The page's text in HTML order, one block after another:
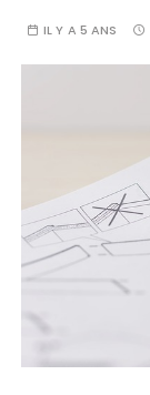
IL Y A 5 ANS